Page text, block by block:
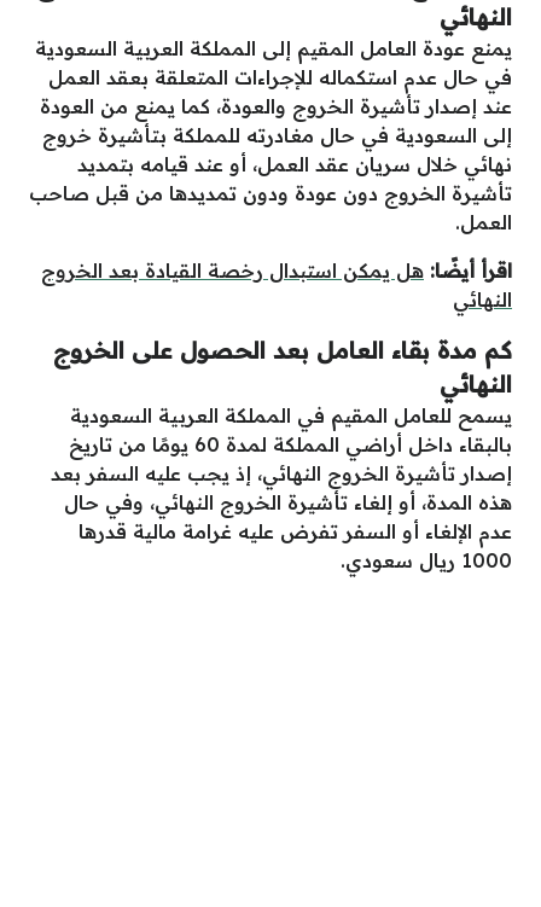
النهائي
يمنع عودة العامل المقيم إلى المملكة العربية السعودية
في حال عدم استكماله للإجراءات المتعلقة بعقد العمل
عند إصدار تأشيرة الخروج والعودة، كما يمنع من العودة
إلى السعودية في حال مغادرته للمملكة بتأشيرة خروج
نهائي خلال سريان عقد العمل، أو عند قيامه بتمديد
تأشيرة الخروج دون عودة ودون تمديدها من قبل صاحب
العمل.
اقرأ أيضًا: هل يمكن استبدال رخصة القيادة بعد الخروج
النهائي
كم مدة بقاء العامل بعد الحصول على الخروج
النهائي
يسمح للعامل المقيم في المملكة العربية السعودية
بالبقاء داخل أراضي المملكة لمدة 60 يومًا من تاريخ
إصدار تأشيرة الخروج النهائي، إذ يجب عليه السفر بعد
هذه المدة، أو إلغاء تأشيرة الخروج النهائي، وفي حال
عدم الإلغاء أو السفر تفرض عليه غرامة مالية قدرها
1000 ريال سعودي.